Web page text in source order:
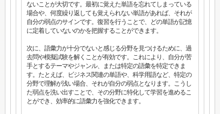
ないことが大切です。最初に覚えた単語を忘れてしまっている
場合や、何度繰り返しても覚えられない単語があれば、それが
自分の弱点のサインです。復習を行うことで、どの単語が記憶
に定着していないのかを把握することができます。
次に、語彙力が十分でないと感じる分野を見つけるために、過
去問や模擬試験を解くことが有効です。これにより、自分が苦
手とするテーマやジャンル、または特定の語彙を特定できま
す。たとえば、ビジネス関連の単語や、科学用語など、特定の
分野で理解が浅い場合、それが自分の弱点となります。こうし
た弱点を洗い出すことで、その分野に特化して学習を進めるこ
とができ、効率的に語彙力を強化できます。